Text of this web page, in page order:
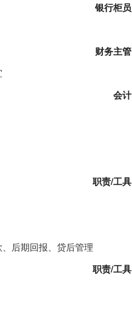
银行柜员
财务主管
会计
职责/工具
后期回报、贷后管理
职责/工具